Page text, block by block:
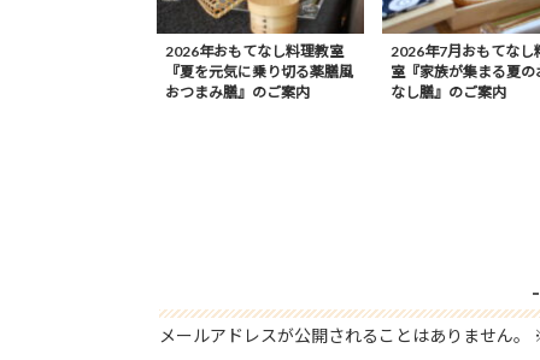
2026年おもてなし料理教室
『夏を元気に乗り切る薬膳風
おつまみ膳』のご案内
2026年7月おもてなし
室『家族が集まる夏の
なし膳』のご案内
メールアドレスが公開されることはありません。